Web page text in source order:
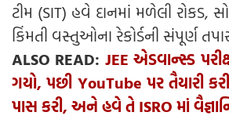
ટીમ (SIT) હવે દાનમાં મળેલી રોકડ,
કિંમતી વસ્તુઓના રેકોર્ડની સંપૂર્ણ
ALSO READ: JEE એડવાન્સ્ડ
ગયો, પછી YouTube પર તૈયારી
પાસ કરી, અને હવે તે ISRO માં